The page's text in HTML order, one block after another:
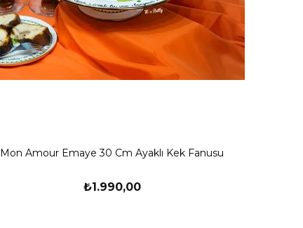
Mon Amour Emaye 30 Cm Ayaklı Kek Fanusu
₺1.990,00